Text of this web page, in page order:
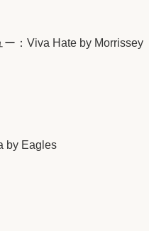
ー：Viva Hate by Morrissey
by Eagles